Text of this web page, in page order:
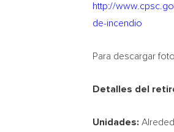
http://
de-incendio
Para descargar
Detalles del
Unidades: